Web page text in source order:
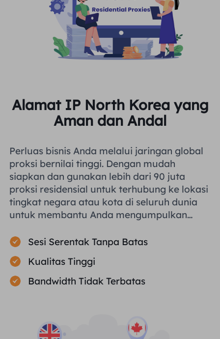
Alamat IP North Korea yang
Aman dan Andal
Perluas bisnis Anda melalui jaringan global
proksi bernilai tinggi. Dengan mudah
siapkan dan gunakan lebih dari 90 juta
proksi residensial untuk terhubung ke lokasi
tingkat negara atau kota di seluruh dunia
untuk membantu Anda mengumpulkan
Sesi Serentak Tanpa Batas
Kualitas Tinggi
Bandwidth Tidak Terbatas